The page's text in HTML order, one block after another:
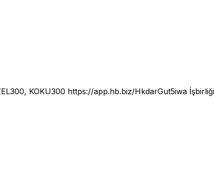
KOKU300 https://app.hb.biz/HkdarGut5iwa İşbirliği